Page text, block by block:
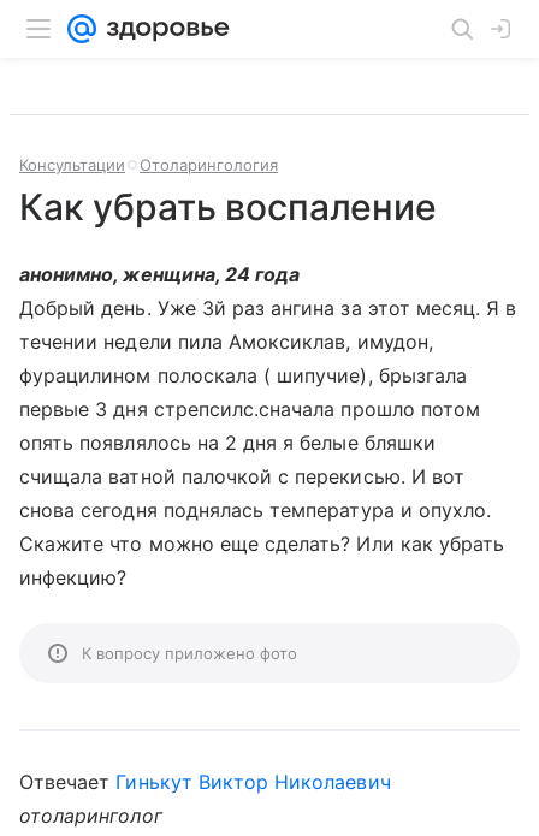
Консультации Отоларингология
Как убрать воспаление
анонимно, женщина, 24 года
Добрый день. Уже 3й раз ангина за этот месяц. Я в
течении недели пила Амоксиклав, имудон,
фурацилином полоскала ( шипучие), брызгала
первые 3 дня стрепсилс.сначала прошло потом
опять появлялось на 2 дня я белые бляшки
счищала ватной палочкой с перекисью. И вот
снова сегодня поднялась температура и опухло.
Скажите что можно еще сделать? Или как убрать
инфекцию?
К вопросу приложено фото
Отвечает Гинькут Виктор Николаевич
отоларинголог